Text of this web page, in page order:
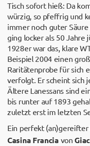
Tisch sofort hieß: Da
würzig, so pfeffrig und
immer noch guter
ging locker als 50 Jahre
1928er war das, klare
Beispiel 2004 einen
Raritätenprobe für sich
verfolgt. Er scheint sich
Ältere Lanessans sind
bis runter auf 1893
zuletzt erst im letzten
Ein perfekt
Casina Francia von